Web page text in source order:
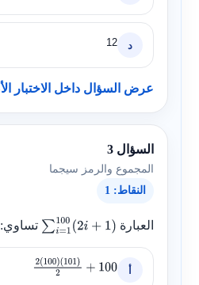
د 12
عرض السؤال داخل الاختبار
السؤال 3
المجموع والرمز سيجما
النقاط: 1
العبارة ∑i=1100( 2i+1) تساوي:
أ 2(100)(101 2+ 100